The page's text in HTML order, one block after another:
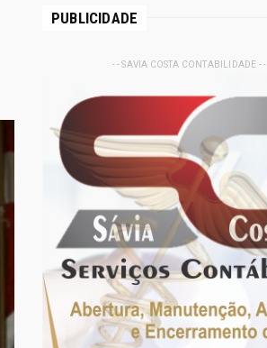
PUBLICIDADE
- - SAVIA COSTA CONTABILIDADE - -